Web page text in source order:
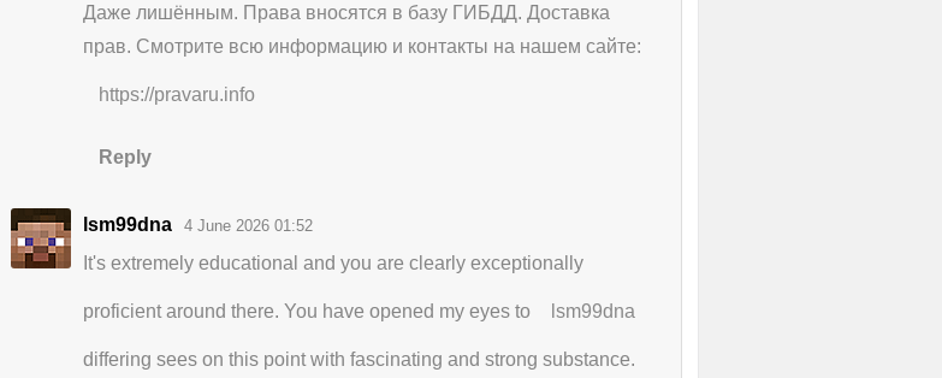
Даже лишённым. Права вносятся в базу ГИБДД. Доставка
прав. Смотрите всю информацию и контакты на нашем сайте:
https://pravaru.info
Reply
lsm99dna 4 June 2026 01:52
It's extremely educational and you are clearly exceptionally
proficient around there. You have opened my eyes to lsm99dna
differing sees on this point with fascinating and strong substance.